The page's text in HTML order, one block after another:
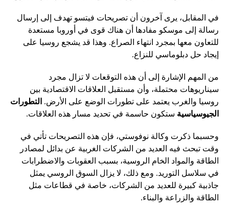
في المقابل، يرى آخرون أن تصريحات فيتسو تهدف إلى إرسال
رسالة إلى موسكو مفادها أن هناك قوى في أوروبا مستعدة
للتعاون معها بمجرد انتهاء الصراع. وهذا قد يشجع روسيا على
إيجاد حل دبلوماسي للنزاع.
من المهم الإشارة إلى أن هذه التوقعات لا تزال مجرد
سيناريوهات محتملة، وأن مستقبل العلاقات الاقتصادية بين
روسيا والغرب يعتمد على تطورات الوضع على الأرض. التطورات
الجيوسياسية ستكون حاسمة في تحديد مسار هذه العلاقات.
وحسبما ذكرت وكالة نوفوستي، فإن هذه التصريحات تأتي في
وقت تبحث فيه العديد من الشركات الغربية عن بدائل لمصادر
الطاقة والمواد الخام الروسية، بسبب العقوبات والاضطرابات
في سلاسل التوريد. ومع ذلك، لا يزال السوق الروسي يمثل
جاذبية كبيرة للعديد من الشركات، خاصة في قطاعات مثل
الطاقة والزراعة والبناء.